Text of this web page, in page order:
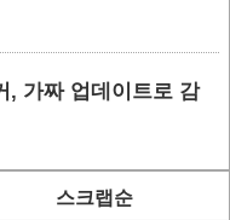
, 가짜 업데이트로 감
스크랩순